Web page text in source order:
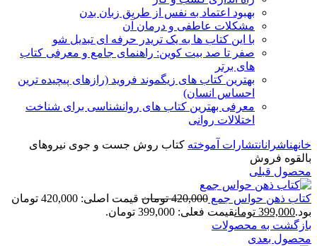
بهبود اعتماد به نفس از طریق زبان بدن
مشکلات عاطفی و درمان آن
با این کتاب ها به یک تریدر حرفه ای تبدیل شو
صفر تا صد بیت کوین: راهنمای جامع و معرفی کتاب
های برتر
بهترین کتاب های زیگموند فروید (رازهای پیچیده ترین
احساس انسان)
معرفی بهترین کتاب های روانشناسی برای شناخت
اختلالات روانی
خانهناشرانانتشارات آموخته کتاب روش جست و جوی نیروهای
بالقوه فروش
محصول قبلی
کتاب ذهن حواس جمع 420,000 تومان
قیمت اصلی: 420,000 تومان
بود.399,000 تومانقیمت فعلی: 399,000 تومان.
بازگشت به محصولات
محصول بعدی